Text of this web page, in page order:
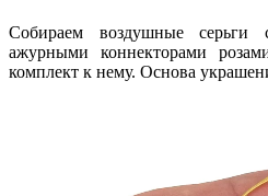
Собираем воздушные
ажурными коннекторами
комплект к нему. Основа